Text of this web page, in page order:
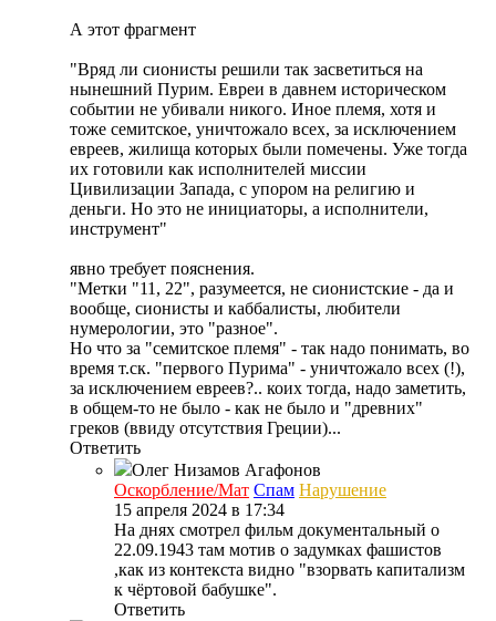
А этот фрагмент
"Вряд ли сионисты решили так засветиться на
нынешний Пурим. Евреи в давнем историческом
событии не убивали никого. Иное племя, хотя и
тоже семитское, уничтожало всех, за исключением
евреев, жилища которых были помечены. Уже тогда
их готовили как исполнителей миссии
Цивилизации Запада, с упором на религию и
деньги. Но это не инициаторы, а исполнители,
инструмент"
явно требует пояснения.
"Метки "11, 22", разумеется, не сионистские - да и
вообще, сионисты и каббалисты, любители
нумерологии, это "разное".
Но что за "семитское племя" - так надо понимать, во
время т.ск. "первого Пурима" - уничтожало всех (!),
за исключением евреев?.. коих тогда, надо заметить,
в общем-то не было - как не было и "древних"
греков (ввиду отсутствия Греции)...
Ответить
Олег Низамов Агафонов
Оскорбление/Мат Спам Нарушение
15 апреля 2024 в 17:34
На днях смотрел фильм документальный о
22.09.1943 там мотив о задумках фашистов
,как из контекста видно "взорвать капитализм
к чёртовой бабушке".
Ответить